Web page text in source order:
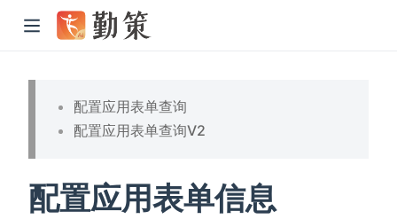
配置应用表单查询
配置应用表单查询V2
配置应用表单信息